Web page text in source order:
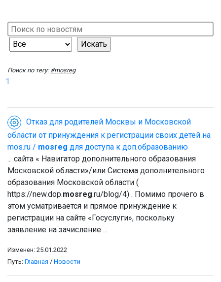
Поиск по тегу: #mosreg
1
Отказ для родителей Москвы и Московской
области от принуждения к регистрации своих детей на
mos.ru / mosreg для доступа к доп.образованию
... сайта « Навигатор дополнительного образования
Московской области»/или Система дополнительного
образования Московской области (
https://new.dop.mosreg.ru/blog/4) . Помимо прочего в
этом усматривается и прямое принуждение к
регистрации на сайте «Госуслуги», поскольку
заявление на зачисление ...
Изменен: 25.01.2022
Путь: Главная / Новости